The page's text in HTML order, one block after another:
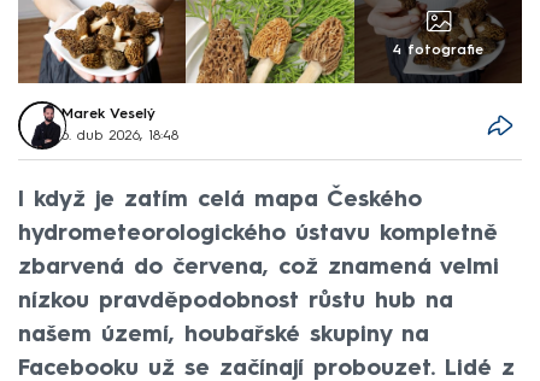
4 fotografie
Marek Veselý
6. dub 2026, 18:48
I když je zatím celá mapa Českého
hydrometeorologického ústavu kompletně
zbarvená do červena, což znamená velmi
nízkou pravděpodobnost růstu hub na
našem území, houbařské skupiny na
Facebooku už se začínají probouzet. Lidé z